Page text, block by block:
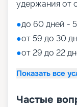
купить
нужные
палуб, цены
интерьеров.
того чтобы
удержания от
●до 60 дней -
●от 59 до 30
●от 29 до 22
Показать все
Частые